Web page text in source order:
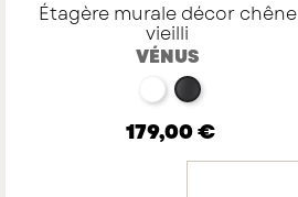
Étagère murale décor chêne
vieilli
VÉNUS
blancnoir
179,00 €